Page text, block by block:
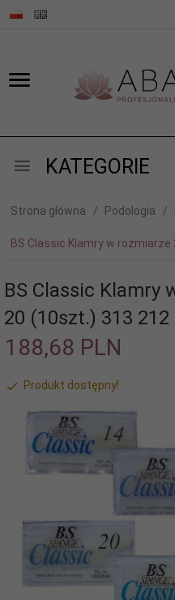
KATEGORIE
Strona główna Podologia
BS Classic Klamry w
BS Classic Klamry
20 (10szt.) 313 212
188,68 PLN
Produkt dostępny!